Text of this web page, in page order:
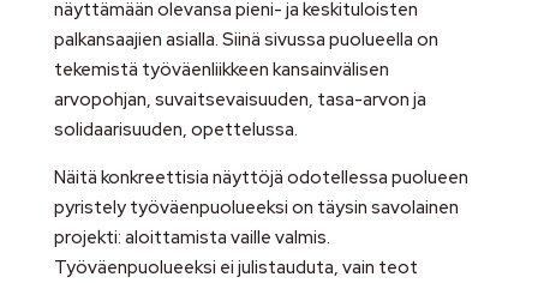
näyttämään olevansa pieni- ja keskituloisten
palkansaajien asialla. Siinä sivussa puolueella on
tekemistä työväenliikkeen kansainvälisen
arvopohjan, suvaitsevaisuuden, tasa-arvon ja
solidaarisuuden, opettelussa.
Näitä konkreettisia näyttöjä odotellessa puolueen
pyristely työväenpuolueeksi on täysin savolainen
projekti: aloittamista vaille valmis.
Työväenpuolueeksi ei julistauduta, vain teot